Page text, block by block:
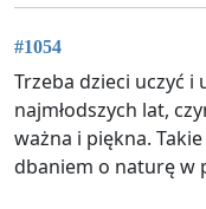
#1054
Trzeba dzieci uczyć i
najmłodszych lat,
ważna i piękna.
dbaniem o naturę w